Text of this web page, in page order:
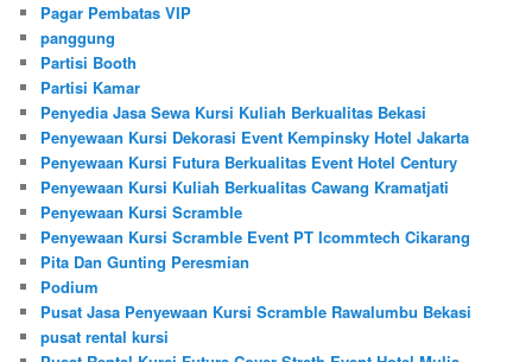
Pagar Pembatas VIP
panggung
Partisi Booth
Partisi Kamar
Penyedia Jasa Sewa Kursi Kuliah Berkualitas Bekasi
Penyewaan Kursi Dekorasi Event Kempinsky Hotel Jakarta
Penyewaan Kursi Futura Berkualitas Event Hotel Century
Penyewaan Kursi Kuliah Berkualitas Cawang Kramatjati
Penyewaan Kursi Scramble
Penyewaan Kursi Scramble Event PT Icommtech Cikarang
Pita Dan Gunting Peresmian
Podium
Pusat Jasa Penyewaan Kursi Scramble Rawalumbu Bekasi
pusat rental kursi